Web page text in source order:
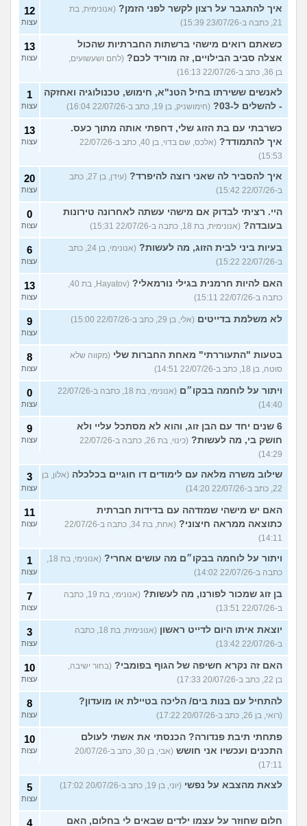
איך להתגבר על רצון לקשר לפני הזמן? (אנונימית, בת
21, כתבה ב-23/07/26 15:39)
12
עצות
כשאתם רואים מישהי ברשתות החברתיות שהכול
אצלה סביב הבילויים, זה מוריד לכם? (לחם ושעשועים,
בן 36, כתב ב-22/07/26 16:13)
13
עצות
לאנשים ששירתו בחיל הטנ"א, חימוש, טכנולוגיה ואחזקה
- להשלים ל-03?
(חימושניק, בן 19, כתב ב-22/07/26 16:04)
1
עצות
כשרבתי עם בת הזוג שלי, דחפתי אותה מתוך כעס.
איך להתמודד?
(אלכס, שם בדוי, בן 40, כתב ב-22/07/26
15:53)
13
עצות
איך להסביר לה שאני רוצה להיפרד?
(עידן, בן 27, כתב
ב-22/07/26 15:42)
20
עצות
היי. רציתי לבדוק אם מישהי עשתה לאחרונה טירונות
בעובדה? (אנונימית, בת 18, כתבה ב-22/07/26 15:31)
0
עצות
בעיות ביני לבית הזוג, מה לעשות?
(אנונימי, בן 24, כתב
ב-22/07/26 15:22)
6
עצות
האם להיות חרמנית בגילי נורמאלי?
(Hayatov, בת 40,
כתבה ב-22/07/26 15:11)
13
עצות
לא משלמת בדייטים (אלי, בן 29, כתב ב-22/07/26 15:00) 9
עצות
בטעות "התעוררתי" מאחת החברות שלי (מקווה שלא
סוטה, בן 18, כתב ב-22/07/26 14:51)
8
עצות
ויתור על לוחמה בבקו״ם
(אנונימי, בת 18, כתבה ב-22/07/26
14:40)
0
עצות
6 שנים יחד עם הבן זוג, והוא לא מסתכל עליי ולא
חושק בי, מה לעשות?
(כינוי, בת 26, כתבה ב-22/07/26
14:29)
9
עצות
שילוב משרה מלאה עם לימודים דו חוגיים בכלכלה (אלון, בן
22, כתב ב-22/07/26 14:20)
3
עצות
האם יש מישהי שמזדהה עם בדידות חברתית
כתוצאה ממראה חיצוני?
(אחת, בת 34, כתבה ב-22/07/26
14:11)
11
עצות
ויתור על לוחמה בבקו״ם מה עושים אחרי?
(אנונימי, בת 18,
כתבה ב-22/07/26 14:02)
1
עצות
בן זוג שמכור לפורנו, מה לעשות?
(אנונימי, בת 19, כתבה
ב-22/07/26 13:51)
7
עצות
יוצאת איתו היום לדייט ראשון
(אנונימית, בת 18, כתבה
ב-22/07/26 13:42)
3
עצות
האם זה נקרא חשיפה של הגוף בפומבי? (בחור ישיבה,
בן 22, כתב ב-20/07/26 17:33)
10
עצות
להתחיל עם בנות בים/ הליכה בטיילת או מועדון?
(רואי, בן 26, כתב ב-20/07/26 17:22)
8
עצות
פתחתי תיבת פנדורה? הכנסתי את אשתי לעולם
התכנים ועכשיו אני חושש
(אבי, בן 30, כתב ב-20/07/26
17:11)
10
עצות
לצאת מהצבא על נפשי (יוני, בן 19, כתב ב-20/07/26 17:02) 5
עצות
חלום שחוזר על עצמו ילדים שבאים לי בחלום, האם
4